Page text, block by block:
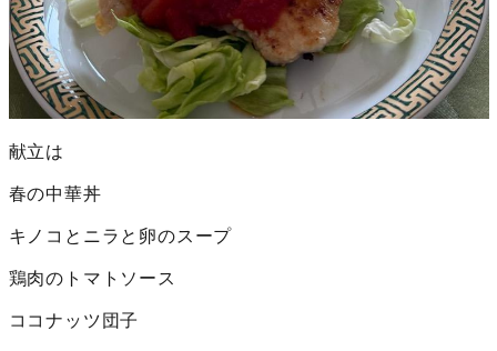
献立は
春の中華丼
キノコとニラと卵のスープ
鶏肉のトマトソース
ココナッツ団子